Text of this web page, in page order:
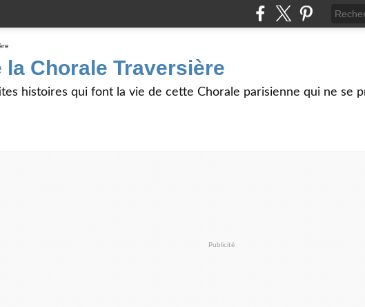
la Chorale Traversière
histoires qui font la vie de cette Chorale parisienne qui ne se
Publicité